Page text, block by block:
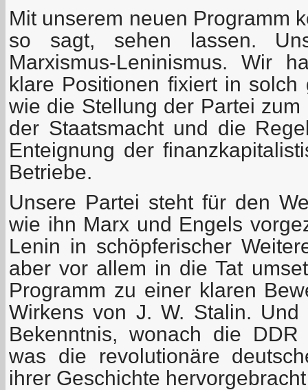
Mit unserem neuen Programm
so sagt, sehen lassen.
Marxismus-Leninismus. Wir
klare Positionen fixiert in solch
wie die Stellung der Partei
der Staatsmacht und die
Enteignung der
Betriebe.
Unsere Partei steht für den
wie ihn Marx und Engels
Lenin in schöpferischer
aber vor allem in die Tat
Programm zu einer klaren
Wirkens von J. W. Stalin.
Bekenntnis, wonach die
was die revolutionäre
ihrer Geschichte